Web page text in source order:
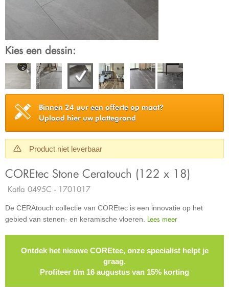
Kies een dessin:
Binnen 24 uur een offerte op maat?
Upload hier uw plattegrond
Product niet leverbaar
COREtec Stone Ceratouch (122 x 18)
Katla 0495C - 1701017
De CERAtouch collectie van COREtec is een innovatie op het
gebied van stenen- en keramische vloeren. Lees meer
Ontdek het nieuwe COREtec, onze specialist helpt je
graag.
Profiteer t/m 16 augustus van 15% korting